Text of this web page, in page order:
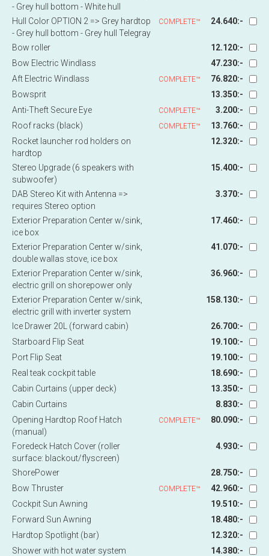
- Grey hull bottom - White hull
Hull Color OPTION 2 => Grey hardtop
- Grey hull bottom - Grey hull Telegray
COMPLETE™ 24.640:-
Bow roller
12.120:-
Bow Electric Windlass
47.230:-
Aft Electric Windlass
COMPLETE™
76.820:-
Bowsprit
13.350:-
Anti-Theft Secure Eye
COMPLETE™
3.200:-
Roof racks (black)
COMPLETE™
13.760:-
Rocket launcher rod holders on
hardtop
12.320:-
Stereo Upgrade (6 speakers with
subwoofer)
15.400:-
DAB Stereo Kit with Antenna =>
requires Stereo option
3.370:-
Exterior Preparation Center w/sink,
ice box
17.460:-
Exterior Preparation Center w/sink,
double wallas stove, ice box
41.070:-
Exterior Preparation Center w/sink,
electric grill on shorepower only
36.960:-
Exterior Preparation Center w/sink,
electric grill with inverter system
158.130:-
Ice Drawer 20L (forward cabin)
26.700:-
Starboard Flip Seat
19.100:-
Port Flip Seat
19.100:-
Real teak cockpit table
18.690:-
Cabin Curtains (upper deck)
13.350:-
Cabin Curtains
8.830:-
Opening Hardtop Roof Hatch
(manual)
COMPLETE™ 80.090:-
Foredeck Hatch Cover (roller
surface: blackout/flyscreen)
4.930:-
ShorePower
28.750:-
Bow Thruster
COMPLETE™
42.960:-
Cockpit Sun Awning
19.510:-
Forward Sun Awning
18.480:-
Hardtop Spotlight (bar)
12.320:-
Shower with hot water system
14.380:-